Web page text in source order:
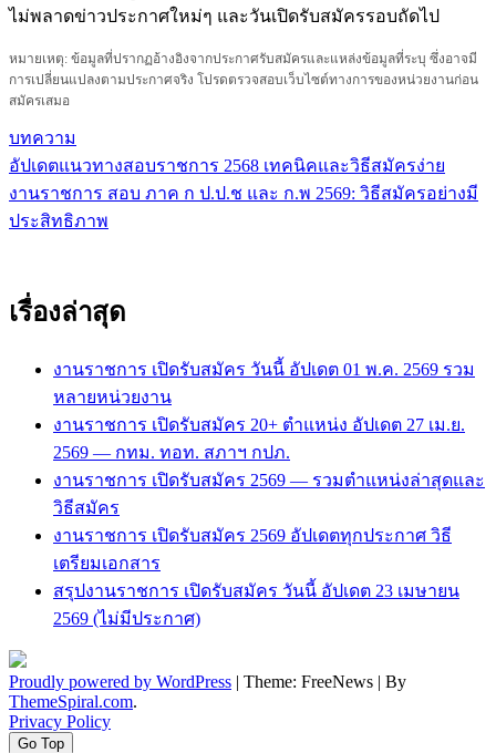
ไม่พลาดข่าวประกาศใหม่ๆ และวันเปิดรับสมัครรอบถัดไป
หมายเหตุ: ข้อมูลที่ปรากฏอ้างอิงจากประกาศรับสมัครและแหล่งข้อมูลที่ระบุ ซึ่งอาจมี
การเปลี่ยนแปลงตามประกาศจริง โปรดตรวจสอบเว็บไซต์ทางการของหน่วยงานก่อน
สมัครเสมอ
บทความ
แนะแนว
เรื่อง
อัปเดตแนวทางสอบราชการ 2568 เทคนิคและวิธีสมัครง่าย
งานราชการ สอบ ภาค ก ป.ป.ช และ ก.พ 2569: วิธีสมัครอย่างมี
ประสิทธิภาพ
เรื่องล่าสุด
งานราชการ เปิดรับสมัคร วันนี้ อัปเดต 01 พ.ค. 2569 รวม
หลายหน่วยงาน
งานราชการ เปิดรับสมัคร 20+ ตำแหน่ง อัปเดต 27 เม.ย.
2569 — กทม. ทอท. สภาฯ กปภ.
งานราชการ เปิดรับสมัคร 2569 — รวมตำแหน่งล่าสุดและ
วิธีสมัคร
งานราชการ เปิดรับสมัคร 2569 อัปเดตทุกประกาศ วิธี
เตรียมเอกสาร
สรุปงานราชการ เปิดรับสมัคร วันนี้ อัปเดต 23 เมษายน
2569 (ไม่มีประกาศ)
Proudly powered by WordPress | Theme: FreeNews | By
ThemeSpiral.com.
Privacy Policy
Go Top